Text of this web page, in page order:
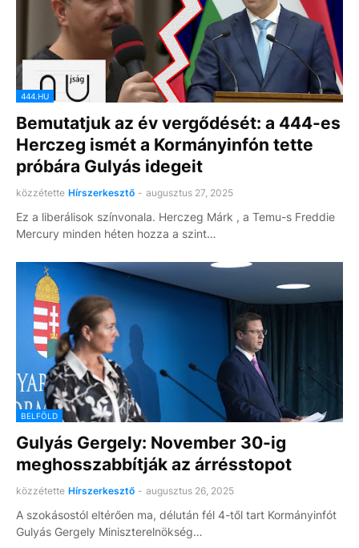
444.HU
Bemutatjuk az év vergődését: a 444-es
Herczeg ismét a Kormányinfón tette
próbára Gulyás idegeit
közzétette Hírszerkesztő - augusztus 27, 2025
Ez a liberálisok színvonala. Herczeg Márk , a Temu-s Freddie
Mercury minden héten hozza a szint…
BELFÖLD
Gulyás Gergely: November 30-ig
meghosszabbítják az árrésstopot
közzétette Hírszerkesztő - augusztus 26, 2025
A szokásostól eltérően ma, délután fél 4-től tart Kormányinfót
Gulyás Gergely Miniszterelnökség…